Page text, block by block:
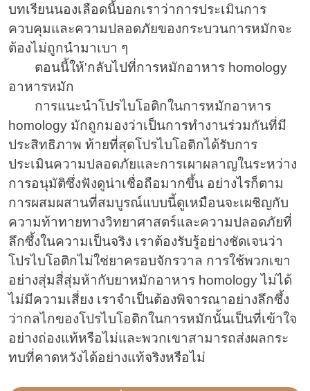
บทเรียนนองเลือดนี้บอกเราว่าการประเมินการ
ควบคุมและความปลอดภัยของกระบวนการหมักจะ
ต้องไม่ถูกนำมาเบา ๆ
ตอนนี้ให้'กลับไปที่การหมักอาหาร homology
อาหารหมัก
การแนะนำโปรไบโอติกในการหมักอาหาร
homology มักถูกมองว่าเป็นการทำงานร่วมกันที่มี
ประสิทธิภาพ ท้ายที่สุดโปรไบโอติกได้รับการ
ประเมินความปลอดภัยและการเผาผลาญในระหว่าง
การอนุมัติซึ่งฟังดูน่าเชื่อถือมากขึ้น อย่างไรก็ตาม
การผสมผสานที่สมบูรณ์แบบนี้ดูเหมือนจะเผชิญกับ
ความท้าทายทางวิทยาศาสตร์และความปลอดภัยที่
ลึกซึ้งในความเป็นจริง เราต้องรับรู้อย่างชัดเจนว่า
โปรไบโอติกไม่ใช่ยาครอบจักรวาล การใช้พวกเขา
อย่างสุ่มสี่สุ่มห้ากับยาหมักอาหาร homology ไม่ได้
ไม่มีความเสี่ยง เราจำเป็นต้องพิจารณาอย่างลึกซึ้ง
ว่ากลไกของโปรไบโอติกในการหมักนั้นเป็นที่เข้าใจ
อย่างถ่องแท้หรือไม่และพวกเขาสามารถส่งผลกระ
ทบที่คาดหวังได้อย่างแท้จริงหรือไม่